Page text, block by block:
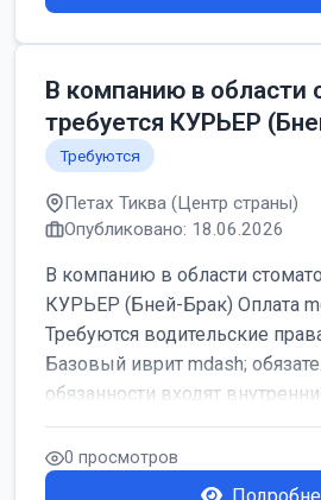
В компанию в области
требуется КУРЬЕР
Требуются
Петах Тиква (Центр страны)
Опубликовано: 18.06.2026
В компанию в области
КУРЬЕР (Бней-Брак) Оплата
Требуются водительские
Базовый иврит mdash;
обязанности входят
0 просмотров